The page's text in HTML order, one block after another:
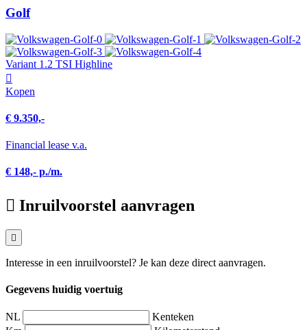
Golf
Variant 1.2 TSI Highline
Kopen
€ 9.350,-
Financial lease v.a.
€ 148,- p./m.
Inruilvoorstel aanvragen
Interesse in een inruilvoorstel? Je kan deze direct aanvragen.
Gegevens huidig voertuig
NL
Kenteken